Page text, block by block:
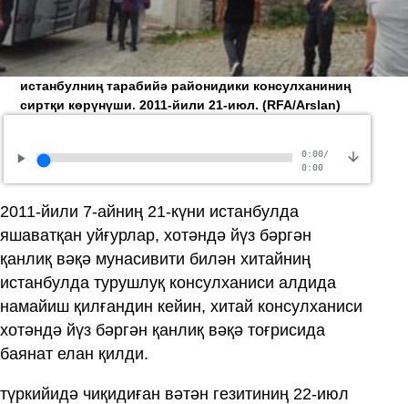
истанбулниң тарабийә районидики консулханиниң
сиртқи көрүнүши. 2011-йили 21-июл.(RFA/Arslan)
0:00/
0:00
2011‏-йили 7-айниң 21-күни истанбулда
яшаватқан уйғурлар, хотәндә йүз бәргән
қанлиқ вәқә мунасивити билән хитайниң
истанбулда турушлуқ консулханиси алдида
намайиш қилғандин кейин, хитай консулханиси
хотәндә йүз бәргән қанлиқ вәқә тоғрисида
баянат елан қилди.
түркийидә чиқидиған вәтән гезитиниң 22-июл